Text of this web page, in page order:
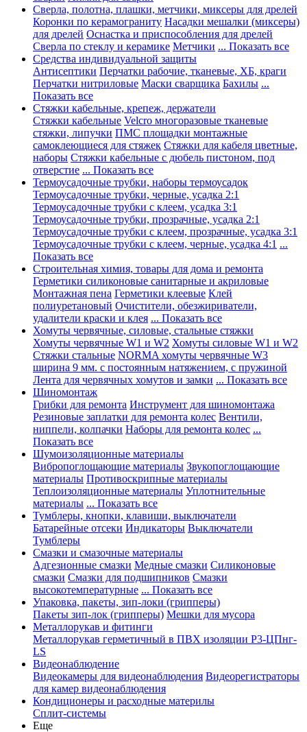
Сверла, полотна, плашки, метчики, миксеры для дрелей
Коронки по керамограниту Насадки мешалки (миксеры)
для дрелей Оснастка и приспособления для дрелей
Сверла по стеклу и керамике Метчики ... Показать все
Средства индивидуальной защиты
Антисептики Перчатки рабочие, тканевые, ХБ, краги
Перчатки нитриловые Маски сварщика Бахилы ...
Показать все
Стяжки кабельные, крепеж, держатели
Стяжки кабельные Velcro многоразовые тканевые
стяжки, липучки ПМС площадки монтажные
самоклеющиеся для стяжек Стяжки для кабеля цветные,
наборы Стяжки кабельные с дюбель пистоном, под
отверстие ... Показать все
Термоусадочные трубки, наборы термоусадок
Термоусадочные трубки, черные, усадка 2:1
Термоусадочные трубки с клеем, усадка 3:1
Термоусадочные трубки, прозрачные, усадка 2:1
Термоусадочные трубки с клеем, прозрачные, усадка 3:1
Термоусадочные трубки с клеем, черные, усадка 4:1 ...
Показать все
Строительная химия, товары для дома и ремонта
Герметики силиконовые санитарные и акриловые
Монтажная пена Герметики клеевые Клей
полиуретановый Очистители, обезжириватели,
удалители краски и клея ... Показать все
Хомуты червячные, силовые, стальные стяжки
Хомуты червячные W1 и W2 Хомуты силовые W1 и W2
Стяжки стальные NORMA хомуты червячные W3
ширина 9 мм. с постоянным натяжением, с пружиной
Лента для червячных хомутов и замки ... Показать все
Шиномонтаж
Грибки для ремонта Инструмент для шиномонтажа
Резиновые заплатки для ремонта колес Вентили,
ниппели, колпачки Наборы для ремонта колес ...
Показать все
Шумоизоляционные материалы
Вибропоглощающие материалы Звукопоглощающие
материалы Противоскрипные материалы
Теплоизоляционные материалы Уплотнительные
материалы ... Показать все
Тумблеры, кнопки, клавиши, выключатели
Батарейные отсеки Индикаторы Выключатели
Тумблеры
Смазки и смазочные материалы
Адгезионные смазки Медные смазки Силиконовые
смазки Смазки для подшипников Смазки
высокотемпературные ... Показать все
Упаковка, пакеты, зип-локи (грипперы)
Пакеты зип-лок (грипперы) Мешки для мусора
Металлорукав и фитинги
Металлорукав герметичный в ПВХ изоляции Р3-ЦПнг-
LS
Видеонаблюдение
Видеокамеры для видеонаблюдения Видеорегистраторы
для камер видеонаблюдения
Кондиционеры и расходные материлы
Сплит-системы
Еще